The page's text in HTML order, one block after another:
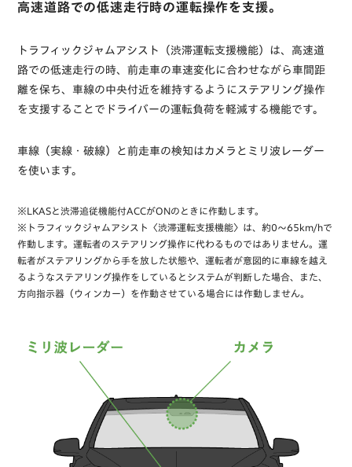
高速道路での低速走行時の運転操作を支援。
トラフィックジャムアシスト（渋滞運転支援機能）は、高速道
路での低速走行の時、前走車の車速変化に合わせながら車間距
離を保ち、車線の中央付近を維持するようにステアリング操作
を支援することでドライバーの運転負荷を軽減する機能です。
車線（実線・破線）と前走車の検知はカメラとミリ波レーダー
を使います。
※LKASと渋滞追従機能付ACCがONのときに作動します。
※トラフィックジャムアシスト〈渋滞運転支援機能〉は、約0～65km/hで
作動します。運転者のステアリング操作に代わるものではありません。運
転者がステアリングから手を放した状態や、運転者が意図的に車線を越え
るようなステアリング操作をしているとシステムが判断した場合、また、
方向指示器（ウィンカー）を作動させている場合には作動しません。